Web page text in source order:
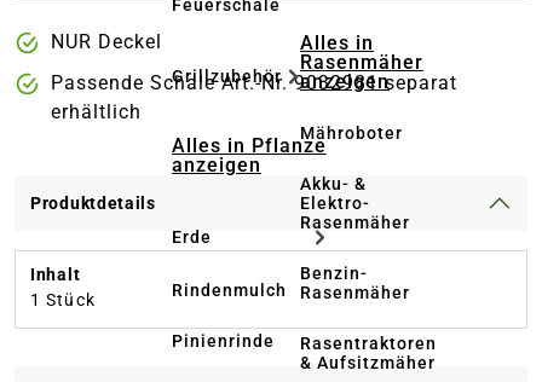
Feuerschale
Grillzubehör
Alles in Pflanze
anzeigen
Erde
Rindenmulch
Pinienrinde
Alles in
Rasenmäher
anzeigen
Mähroboter
Akku- &
Elektro-
Rasenmäher
Benzin-
Rasenmäher
Rasentraktoren
& Aufsitzmäher
NUR Deckel
Passende Schale Art.-Nr. 9032981 separat
erhältlich
Produktdetails
Inhalt
1 Stück